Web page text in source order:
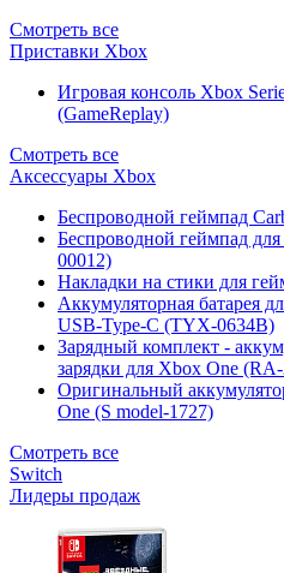
Смотреть все
Приставки Xbox
Игровая консоль Xbox
(GameReplay)
Смотреть все
Аксессуары Xbox
Беспроводной геймпад
Беспроводной геймпад
00012)
Накладки на стики для
Аккумуляторная батарея
USB-Type-C (TYX-0634B)
Зарядный комплект -
зарядки для Xbox One
Оригинальный
One (S model-1727)
Смотреть все
Switch
Лидеры продаж